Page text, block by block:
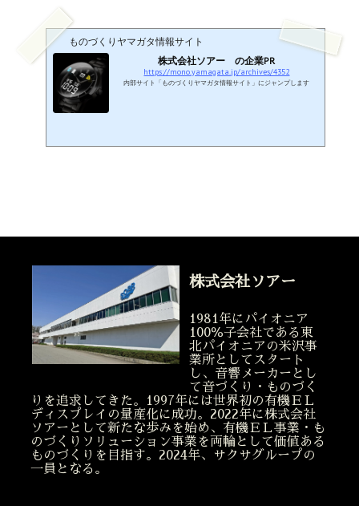
ものづくりヤマガタ情報サイト
株式会社ソアー の企業PR
https://mono.yamagata.jp/archives/4352
内部サイト「ものづくりヤマガタ情報サイト」にジャンプします
株式会社ソアー
1981年にパイオニア
100％子会社である東
北パイオニアの米沢事
業所としてスタート
し、音響メーカーとし
て音づくり・ものづく
りを追求してきた。1997年には世界初の有機ＥＬ
ディスプレイの量産化に成功。2022年に株式会社
ソアーとして新たな歩みを始め、有機ＥＬ事業・も
のづくりソリューション事業を両輪として価値ある
ものづくりを目指す。2024年、サクサグループの
一員となる。